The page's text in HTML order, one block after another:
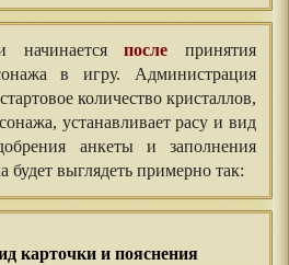
начинаетсяпосле принятия
в игру. Администрация
количество кристаллов,
устанавливает расу и вид
анкеты и заполнения
будет выглядеть примерно так:
карточки и пояснения